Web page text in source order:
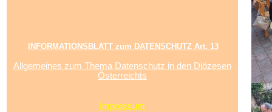
INFORMATIONSBLATT zum DATENSCHUTZ Art. 13
Allgemeines zum Thema Datenschutz in den Diözesen
Österreichts
Impressum